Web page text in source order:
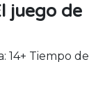
juego de
14+ Tiempo de